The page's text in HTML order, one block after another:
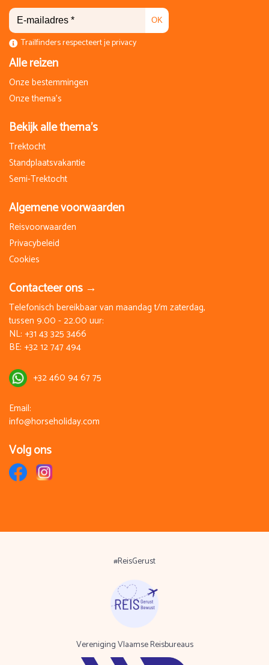
OK
Trailfinders respecteert je privacy
Alle reizen
Onze bestemmingen
Onze thema's
Bekijk alle thema's
Trektocht
Standplaatsvakantie
Semi-Trektocht
Algemene voorwaarden
Reisvoorwaarden
Privacybeleid
Cookies
Contacteer ons →
Telefonisch bereikbaar van maandag t/m zaterdag,
tussen 9.00 - 22.00 uur:
NL: +31 43 325 3466
BE: +32 12 747 494
+32 460 94 67 75
Email:
info@horseholiday.com
Volg ons
#ReisGerust
Vereniging Vlaamse Reisbureaus